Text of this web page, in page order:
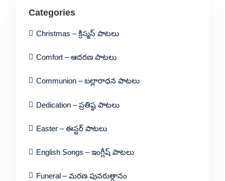
Categories
Christmas – క్రిస్మస్ పాటలు
Comfort – ఆదరణ పాటలు
Communion – బల్లారాధన పాటలు
Dedication – ప్రతిష్ఠ పాటలు
Easter – ఈస్టర్ పాటలు
English Songs – ఇంగ్లీష్ పాటలు
Funeral – మరణ పునరుత్దానం